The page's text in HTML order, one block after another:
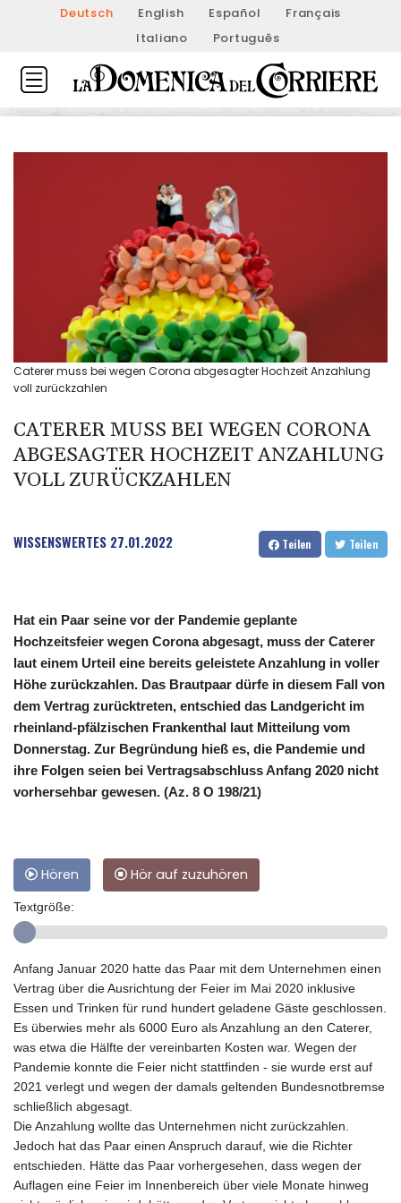
Deutsch English Español
Français
Italiano
Português
Caterer muss bei wegen Corona abgesagter Hochzeit Anzahlung
voll zurückzahlen
CATERER MUSS BEI WEGEN CORONA
ABGESAGTER HOCHZEIT ANZAHLUNG
VOLL ZURÜCKZAHLEN
WISSENSWERTES 27.01.2022 Teilen Teilen
Hat ein Paar seine vor der Pandemie geplante
Hochzeitsfeier wegen Corona abgesagt, muss der Caterer
laut einem Urteil eine bereits geleistete Anzahlung in voller
Höhe zurückzahlen. Das Brautpaar dürfe in diesem Fall von
dem Vertrag zurücktreten, entschied das Landgericht im
rheinland-pfälzischen Frankenthal laut Mitteilung vom
Donnerstag. Zur Begründung hieß es, die Pandemie und
ihre Folgen seien bei Vertragsabschluss Anfang 2020 nicht
vorhersehbar gewesen. (Az. 8 O 198/21)
Hören Hör auf zuzuhören
Textgröße:
Anfang Januar 2020 hatte das Paar mit dem Unternehmen einen
Vertrag über die Ausrichtung der Feier im Mai 2020 inklusive
Essen und Trinken für rund hundert geladene Gäste geschlossen.
Es überwies mehr als 6000 Euro als Anzahlung an den Caterer,
was etwa die Hälfte der vereinbarten Kosten war. Wegen der
Pandemie konnte die Feier nicht stattfinden - sie wurde erst auf
2021 verlegt und wegen der damals geltenden Bundesnotbremse
schließlich abgesagt.
Die Anzahlung wollte das Unternehmen nicht zurückzahlen.
Jedoch hat das Paar einen Anspruch darauf, wie die Richter
entschieden. Hätte das Paar vorhergesehen, dass wegen der
Auflagen eine Feier im Innenbereich über viele Monate hinweg